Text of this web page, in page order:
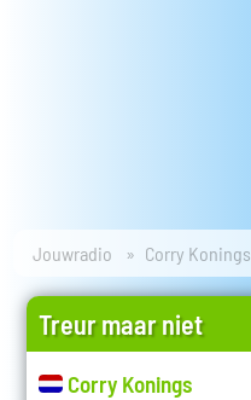
Jouwradio Corry Konings
Treur maar niet
Corry Konings